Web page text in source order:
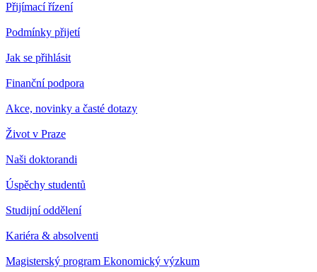
Přijímací řízení
Podmínky přijetí
Jak se přihlásit
Finanční podpora
Akce, novinky a časté dotazy
Život v Praze
Naši doktorandi
Úspěchy studentů
Studijní oddělení
Kariéra & absolventi
Magisterský program Ekonomický výzkum